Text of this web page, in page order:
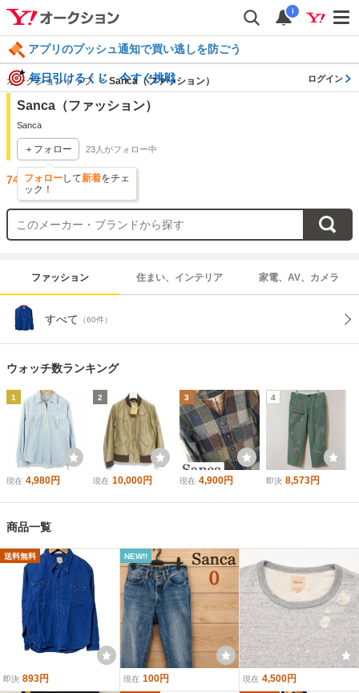
i
アプリのプッシュ通知で買い逃しを防ごう
毎日引けるくじ 今すぐ挑戦 ログイン
オークショントップ Sanca（ファッション）
Sanca（ファッション）
Sanca
＋フォロー
フォローして新着をチェ
ック！
23 人がフォロー中
74 件出品されています
ファッション 住まい、インテリア 家電、AV、カメラ
すべて （60件）
ウォッチ数ランキング
1
現在 4,980円
2
現在 10,000円
3
現在 4,900円
4
即決 8,573円
商品一覧
送料無料
即決 893円
NEW!!
現在 100円 現在 4,500円